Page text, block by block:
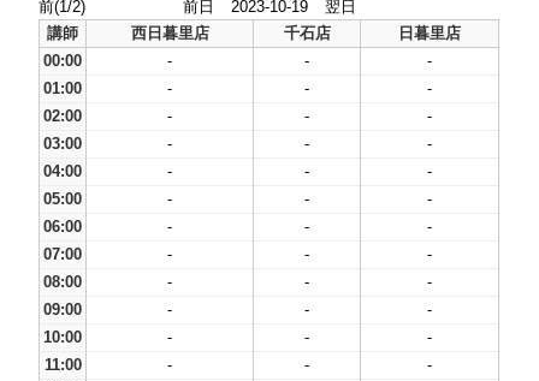
前(1/2) 前日 2023-10-19
翌日
講師
西日暮里店 千石店
日暮里店
00:00
- -
-
01:00
- -
-
02:00
- -
-
03:00
- -
-
04:00
- -
-
05:00
- -
-
06:00
- -
-
07:00
- -
-
08:00
- -
-
09:00
- -
-
10:00
- -
-
11:00
- -
-